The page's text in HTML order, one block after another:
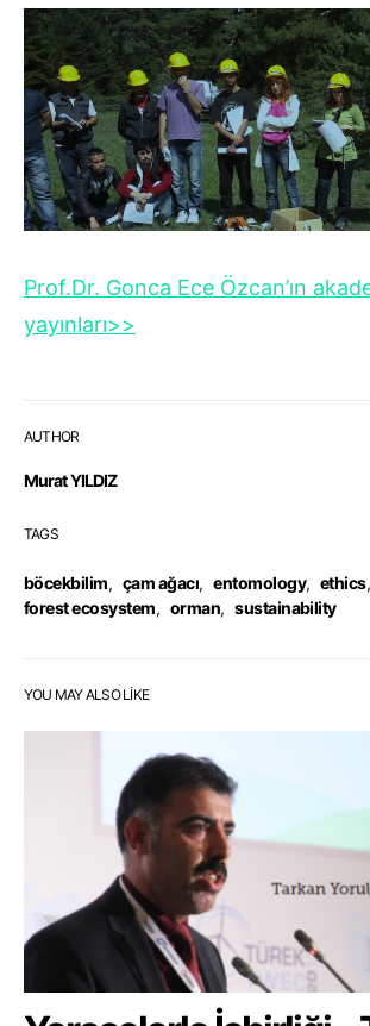
AUTHOR
Murat YILDIZ
TAGS
böcekbilim, çam ağacı, entomology, ethics,
forest ecosystem, orman, sustainability
Prof.Dr. Gonca Ece Özcan’ın
yayınları>>
YOU MAY ALSO LIKE